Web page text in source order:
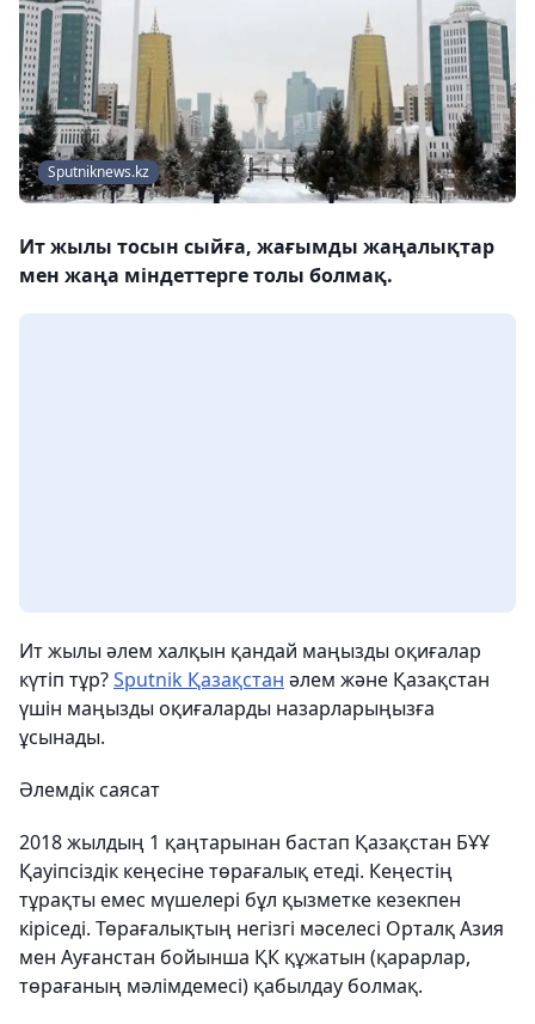
Sputniknews.kz
Ит жылы тосын сыйға, жағымды жаңалықтар
мен жаңа міндеттерге толы болмақ.
Ит жылы әлем халқын қандай маңызды оқиғалар
күтіп тұр?Sputnik Қазақстан әлем және Қазақстан
үшін маңызды оқиғаларды назарларыңызға
ұсынады.
Әлемдік саясат
2018 жылдың 1 қаңтарынан бастап Қазақстан БҰҰ
Қауіпсіздік кеңесіне төрағалық етеді. Кеңестің
тұрақты емес мүшелері бұл қызметке кезекпен
кіріседі. Төрағалықтың негізгі мәселесі Орталқ Азия
мен Ауғанстан бойынша ҚК құжатын (қарарлар,
төрағаның мәлімдемесі) қабылдау болмақ.